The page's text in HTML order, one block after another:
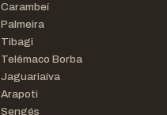
Carambeí
Palmeira
Tibagi
Telêmaco Borba
Jaguariaíva
Arapoti
Sengés